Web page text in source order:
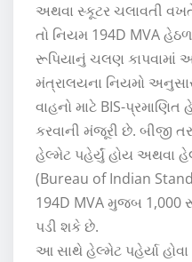
અથવા સ્કૂટર ચલાવતી વખતે
તો નિયમ 194D MVA
રૂપિયાનું ચલણ કાપવામાં
મંત્રાલયના નિયમો
વાહનો માટે BIS-
કરવાની મંજૂરી છે. બીજી
હેલ્મેટ પહેર્યું હોય અથવા
(Bureau of Indian
194D MVA મુજબ 1,000
પડી શકે છે.
આ સાથે હેલ્મેટ પહેર્યા હોવા